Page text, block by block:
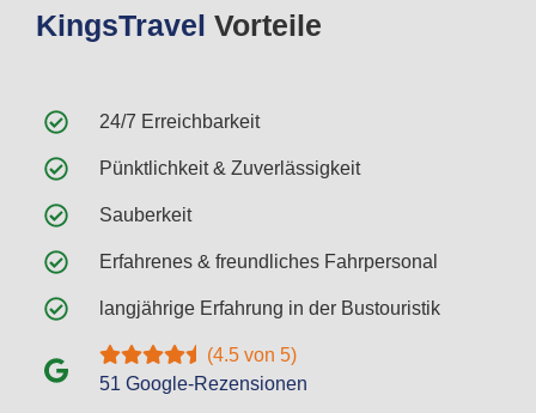
KingsTravel Vorteile
24/7 Erreichbarkeit
Pünktlichkeit & Zuverlässigkeit
Sauberkeit
Erfahrenes & freundliches Fahrpersonal
langjährige Erfahrung in der Bustouristik
(4.5 von 5)
51 Google-Rezensionen